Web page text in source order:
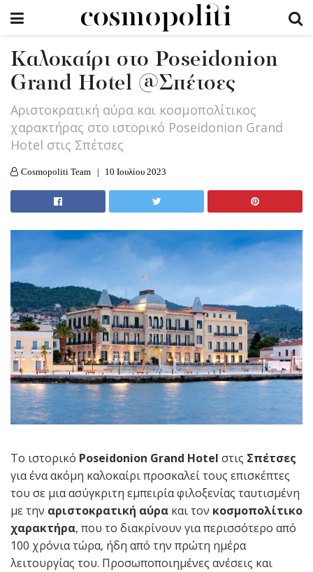
Καλοκαίρι στο Poseidonion
Grand Hotel @Σπέτσες
Αριστοκρατική αύρα και κοσμοπολίτικος
χαρακτήρας στο ιστορικό Poseidonion Grand
Hotel στις Σπέτσες
Cosmopoliti Team 10 Ιουλίου 2023
Το ιστορικό Poseidonion Grand Hotel στις Σπέτσες
για ένα ακόμη καλοκαίρι προσκαλεί τους επισκέπτες
του σε μια ασύγκριτη εμπειρία φιλοξενίας ταυτισμένη
με την αριστοκρατική αύρα και τον κοσμοπολίτικο
χαρακτήρα, που το διακρίνουν για περισσότερο από
100 χρόνια τώρα, ήδη από την πρώτη ημέρα
λειτουργίας του. Προσωποποιημένες ανέσεις και